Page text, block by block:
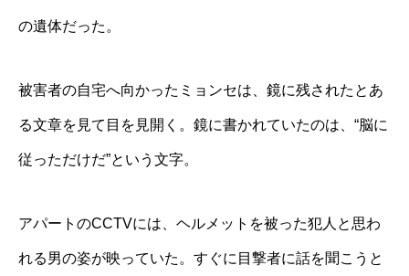
の遺体だった。
被害者の自宅へ向かったミョンセは、鏡に残されたとあ
る文章を見て目を見開く。鏡に書かれていたのは、“脳に
従っただけだ”という文字。
アパートのCCTVには、ヘルメットを被った犯人と思わ
れる男の姿が映っていた。すぐに目撃者に話を聞こうと